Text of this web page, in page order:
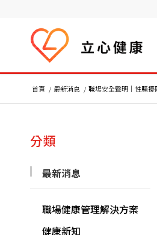
首頁 / 最新消息 / 職場安全聲明｜性騷
分類
最新消息
職場健康管理解決方案
健康新知